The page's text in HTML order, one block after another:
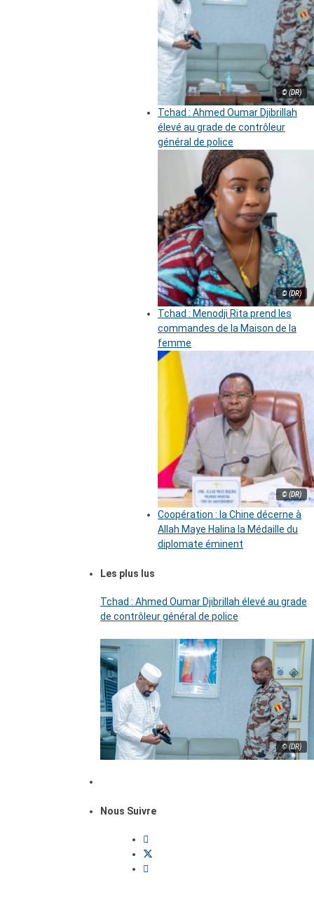
© (DR)
Tchad : Ahmed Oumar Djibrillah
élevé au grade de contrôleur
général de police
© (DR)
Tchad : Menodji Rita prend les
commandes de la Maison de la
femme
© (DR)
Coopération : la Chine décerne à
Allah Maye Halina la Médaille du
diplomate éminent
Les plus lus
Tchad : Ahmed Oumar Djibrillah élevé au grade
de contrôleur général de police
© (DR)
Nous Suivre